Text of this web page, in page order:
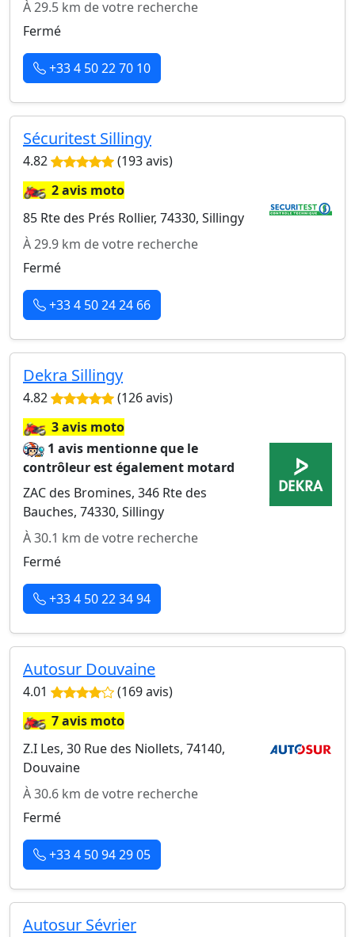
À 29.5 km de votre recherche
Fermé
+33 4 50 22 70 10
Sécuritest Sillingy
4.82 (193 avis)
🏍️2 avis moto
85 Rte des Prés Rollier, 74330, Sillingy
À 29.9 km de votre recherche
Fermé
+33 4 50 24 24 66
Dekra Sillingy
4.82 (126 avis)
🏍️3 avis moto
1 avis mentionne que le
contrôleur est également motard
ZAC des Bromines, 346 Rte des
Bauches, 74330, Sillingy
À 30.1 km de votre recherche
Fermé
+33 4 50 22 34 94
Autosur Douvaine
4.01 (169 avis)
🏍️7 avis moto
Z.I Les, 30 Rue des Niollets, 74140,
Douvaine
À 30.6 km de votre recherche
Fermé
+33 4 50 94 29 05
Autosur Sévrier